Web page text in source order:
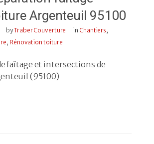
Argenteuil 95100
byTraber Couverture in Chantiers,
, Rénovation toiture
faîtage et intersections de
(95100)